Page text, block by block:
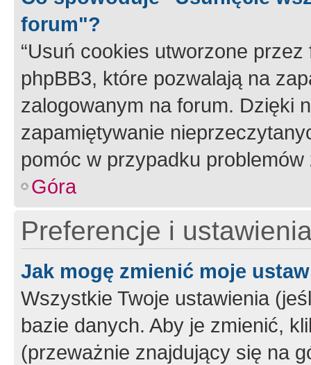
forum"?
“Usuń cookies utworzone
phpBB3, które pozwalają na
zalogowanym na forum. Dzięki
zapamiętywanie
pomóc w przypadku
Góra
Preferencje i
Jak mogę zmienić moje
Wszystkie Twoje ustawienia
bazie danych. Aby je zmienić,
(przeważnie znajdujący się na